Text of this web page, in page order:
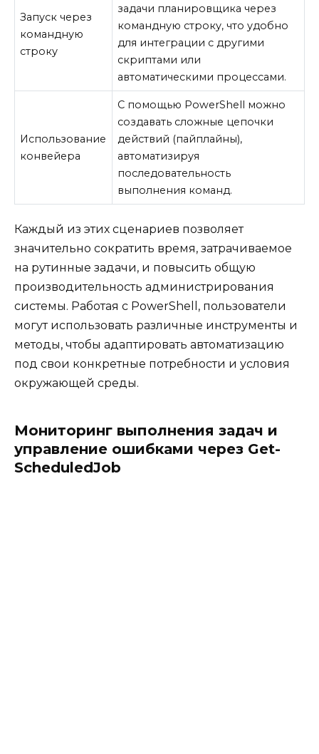
Запуск через
командную
строку
задачи планировщика через
командную строку, что удобно
для интеграции с другими
скриптами или
автоматическими процессами.
Использование
конвейера
С помощью PowerShell можно
создавать сложные цепочки
действий (пайплайны),
автоматизируя
последовательность
выполнения команд.
Каждый из этих сценариев позволяет
значительно сократить время, затрачиваемое
на рутинные задачи, и повысить общую
производительность администрирования
системы. Работая с PowerShell, пользователи
могут использовать различные инструменты и
методы, чтобы адаптировать автоматизацию
под свои конкретные потребности и условия
окружающей среды.
Мониторинг выполнения задач и
управление ошибками через Get-
ScheduledJob